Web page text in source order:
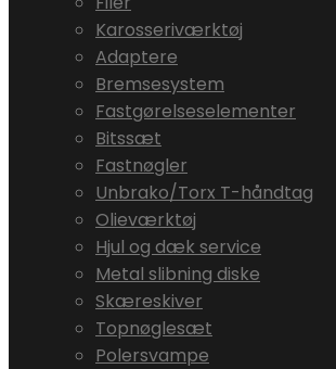
Karosseriværktøj
Adaptere
Bremsesystem
Fastgørelseselementer
Bitssæt
Fastnøgler
Unbrako/Torx T-håndtag
Olieværktøj
Hjul og dæk service
Metal slibning diske
Skæreskiver
Topnøglesæt
Polersvampe